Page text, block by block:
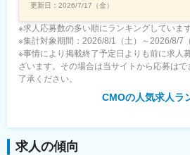
更新日： 2026/7/17（金）
※求人応募数の多い順にランキングしていま
※集計対象期間：2026/8/1（土）～2026/8/7（
※事情により掲載終了予定日よりも前に求人
ざいます。その場合は当サイトから応募は
了承ください。
CMOの人気求人ラ
求人の傾向